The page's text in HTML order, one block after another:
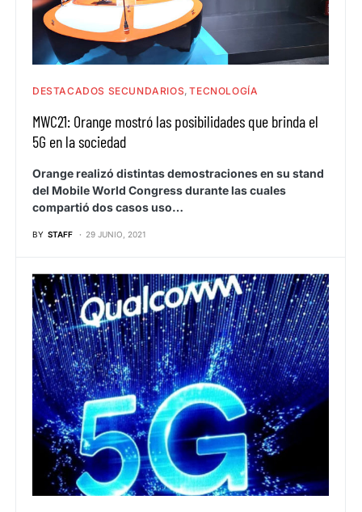
DESTACADOS SECUNDARIOS TECNOLOGÍA
MWC21: Orange mostró las posibilidades que brinda el
5G en la sociedad
Orange realizó distintas demostraciones en su stand
del Mobile World Congress durante las cuales
compartió dos casos uso…
BY STAFF 29 JUNIO, 2021